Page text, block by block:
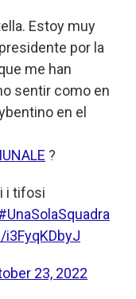
Estoy muy
por la
me han
sentir como en
en el
?
i tifosi
23, 2022